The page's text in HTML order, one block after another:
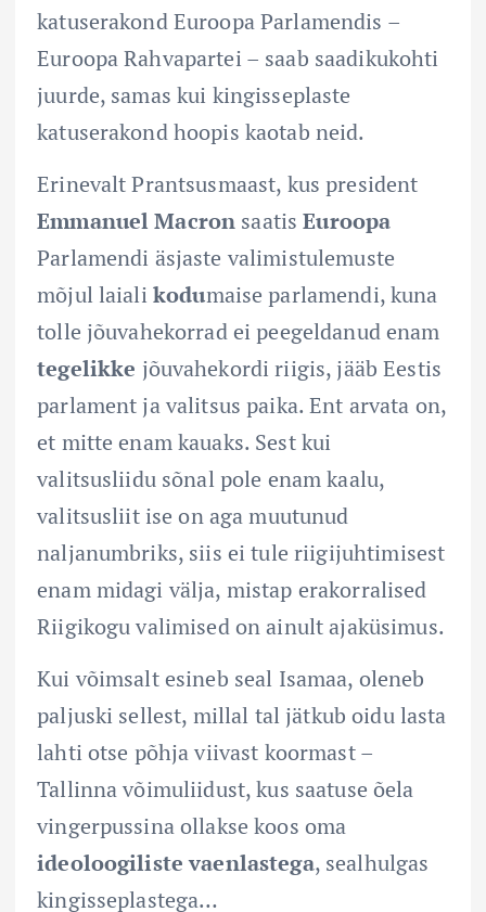
katuserakond Euroopa Parlamendis –
Euroopa Rahvapartei – saab saadikukohti
juurde, samas kui kingisseplaste
katuserakond hoopis kaotab neid.
Erinevalt Prantsusmaast, kus president
Emmanuel Macron saatisEuroopa
Parlamendi äsjaste valimistulemuste
mõjul laiali kodumaise parlamendi, kuna
tolle jõuvahekorrad ei peegeldanud enam
tegelikke jõuvahekordi riigis, jääb Eestis
parlament ja valitsus paika. Ent arvata on,
et mitte enam kauaks. Sest kui
valitsusliidu sõnal pole enam kaalu,
valitsusliit ise on aga muutunud
naljanumbriks, siis ei tule riigijuhtimisest
enam midagi välja, mistap erakorralised
Riigikogu valimised on ainult ajaküsimus.
Kui võimsalt esineb seal Isamaa, oleneb
paljuski sellest, millal tal jätkub oidu lasta
lahti otse põhja viivast koormast –
Tallinna võimuliidust, kus saatuse õela
vingerpussina ollakse koos oma
ideoloogiliste vaenlastega, sealhulgas
kingisseplastega…